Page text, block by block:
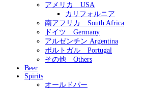
アメリカ USA
カリフォルニア
南アフリカ South Africa
ドイツ Germany
アルゼンチン Argentina
ポルトガル Portugal
その他 Others
Beer
Spirits
オールドパー